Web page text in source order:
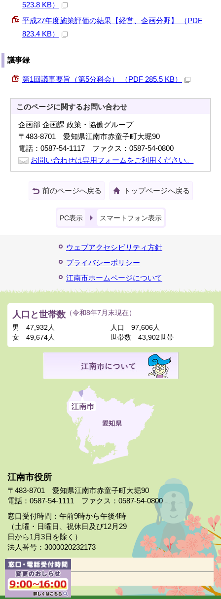
523.8 KB）
平成27年度施策評価の結果【経営、企画分野】 （PDF
823.4 KB）
議事録
第1回議事要旨（第5分科会） （PDF 285.5 KB）
このページに関するお問い合わせ
企画部 企画課 政策・協働グループ
〒483-8701 愛知県江南市赤童子町大堀90
電話：0587-54-1117 ファクス：0587-54-0800
お問い合わせは専用フォームをご利用ください。
前のページへ戻る トップページへ戻る
PC表示 スマートフォン表示
ウェブアクセシビリティ方針
プライバシーポリシー
江南市ホームページについて
江南市役所
〒483-8701 愛知県江南市赤童子町大堀90
電話：0587-54-1111 ファクス：0587-54-0800
窓口受付時間：午前9時から午後4時
（土曜・日曜日、祝休日及び12月29
日から1月3日を除く）
法人番号：3000020232173
市役所案内
日曜市役所
人口と世帯数 （令和8年7月末現在）
男
47,932人
女
49,674人
人口
97,606人
世帯数
43,902世帯